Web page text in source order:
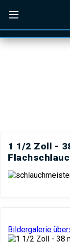
Hauptnavigation
Menü schließen
1 1/2 Zoll -
Bildergalerie